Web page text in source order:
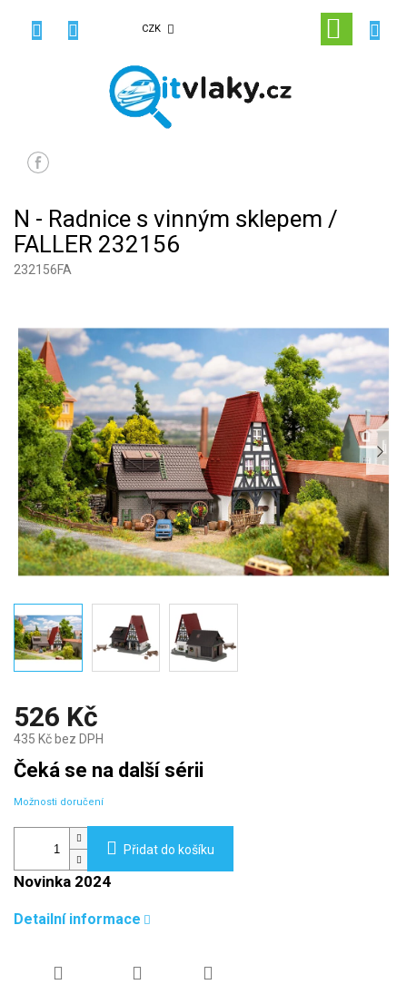
CZK
KOŠÍK
N - Radnice s vinným sklepem /
FALLER 232156
232156FA
526 Kč
435 Kč bez DPH
Měrná
cena:
Čeká se na další sérii
Možnosti doručení
Přidat do košíku
Novinka 2024
Detailní informace